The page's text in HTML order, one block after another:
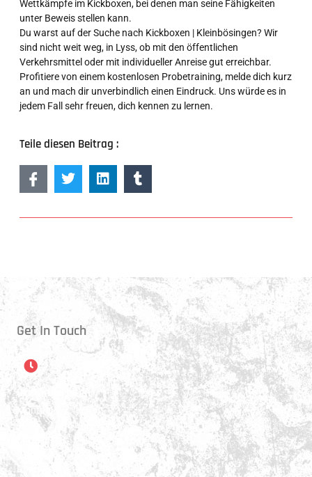
Wettkämpfe im Kickboxen, bei denen man seine Fähigkeiten
unter Beweis stellen kann.
Du warst auf der Suche nach Kickboxen | Kleinbösingen? Wir
sind nicht weit weg, in Lyss, ob mit den öffentlichen
Verkehrsmittel oder mit individueller Anreise gut erreichbar.
Profitiere von einem kostenlosen Probetraining, melde dich kurz
an und mach dir unverbindlich einen Eindruck. Uns würde es in
jedem Fall sehr freuen, dich kennen zu lernen.
Teile diesen Beitrag :
Get In Touch
Öffnungszeiten
Montag:
17:15 - 21:00 Uhr
Mittwoch:
17:30 - 21:00 Uhr
Donnerstag: